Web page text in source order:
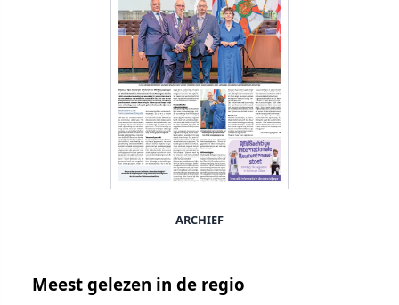
ARCHIEF
Meest gelezen in de regio